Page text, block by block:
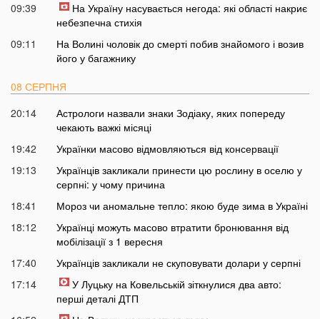
09:39
На Україну насувається негода: які області накриє
небезпечна стихія
09:11
На Волині чоловік до смерті побив знайомого і возив
його у багажнику
08 СЕРПНЯ
20:14
Астрологи назвали знаки Зодіаку, яких попереду
чекають важкі місяці
19:42
Українки масово відмовляються від консервації
19:13
Українців закликали принести цю рослину в оселю у
серпні: у чому причина
18:41
Мороз чи аномальне тепло: якою буде зима в Україні
18:12
Українці можуть масово втратити бронювання від
мобілізації з 1 вересня
17:40
Українців закликали не скуповувати долари у серпні
17:14
У Луцьку на Ковельській зіткнулися два авто:
перші деталі ДТП